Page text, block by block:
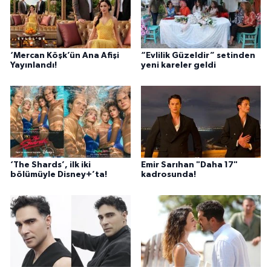
‘Mercan Köşk’ün Ana Afişi
Yayınlandı!
“Evlilik Güzeldir” setinden
yeni kareler geldi
‘The Shards’, ilk iki
bölümüyle Disney+’ta!
Emir Sarıhan "Daha 17"
kadrosunda!